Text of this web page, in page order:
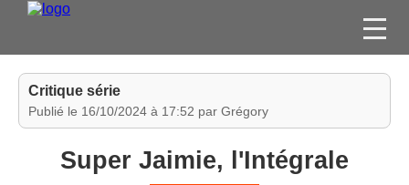
FILMS
JEUX VIDÉO
Critique série
Publié le 16/10/2024 à 17:52 par Grégory
Super Jaimie, l'Intégrale